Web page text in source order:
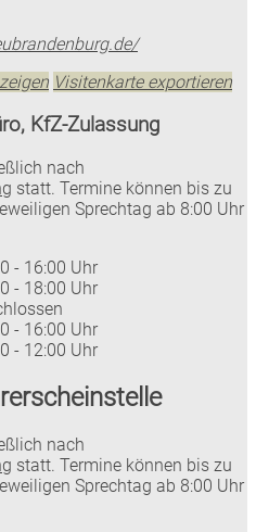
Visitenkarte exportieren
KfZ-Zulassung
nach
statt. Termine können bis zu
Sprechtag ab 8:00 Uhr
- 16:00 Uhr
- 18:00 Uhr
- 16:00 Uhr
- 12:00 Uhr
nach
statt. Termine können bis zu
Sprechtag ab 8:00 Uhr